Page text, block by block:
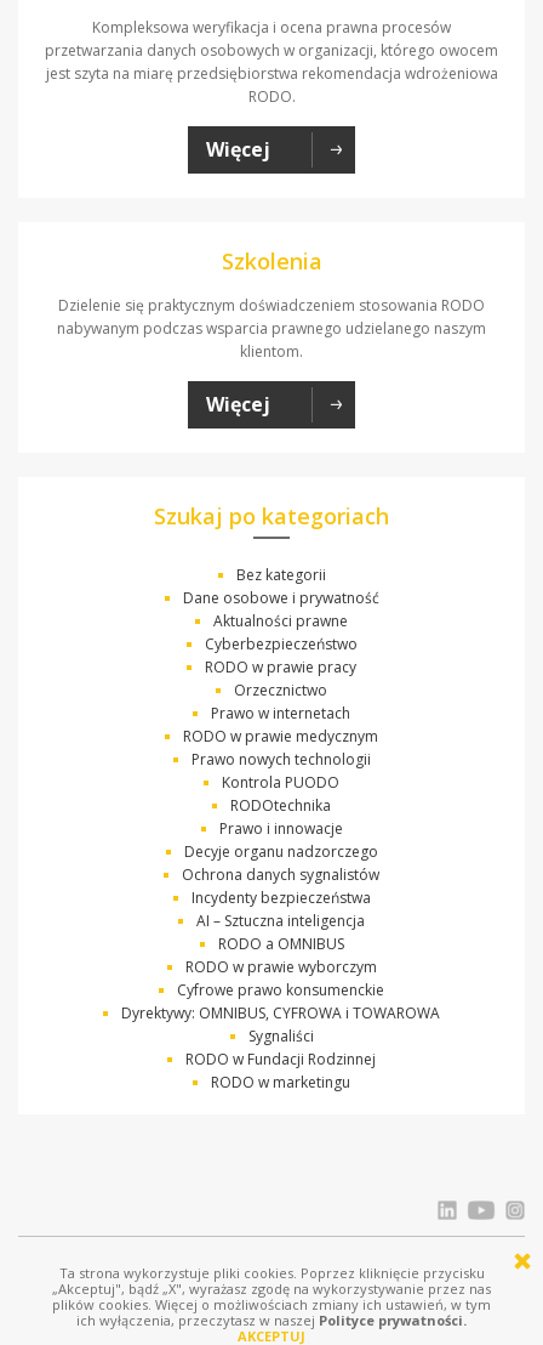
Kompleksowa weryfikacja i ocena prawna procesów
przetwarzania danych osobowych w organizacji, którego owocem
jest szyta na miarę przedsiębiorstwa rekomendacja wdrożeniowa
RODO.
Więcej
Szkolenia
Dzielenie się praktycznym doświadczeniem stosowania RODO
nabywanym podczas wsparcia prawnego udzielanego naszym
klientom.
Więcej
Szukaj po kategoriach
Bez kategorii
Dane osobowe i prywatność
Aktualności prawne
Cyberbezpieczeństwo
RODO w prawie pracy
Orzecznictwo
Prawo w internetach
RODO w prawie medycznym
Prawo nowych technologii
Kontrola PUODO
RODOtechnika
Prawo i innowacje
Decyje organu nadzorczego
Ochrona danych sygnalistów
Incydenty bezpieczeństwa
AI – Sztuczna inteligencja
RODO a OMNIBUS
RODO w prawie wyborczym
Cyfrowe prawo konsumenckie
Dyrektywy: OMNIBUS, CYFROWA i TOWAROWA
Sygnaliści
RODO w Fundacji Rodzinnej
RODO w marketingu
© Ostrowski i Wspólnicy | www.ostrowski.legal| Wszystkie prawa zastrzeżone
Licznik odwiedziń: 686659
Ta strona wykorzystuje pliki cookies. Poprzez kliknięcie przycisku
„Akceptuj", bądź „X", wyrażasz zgodę na wykorzystywanie przez nas
plików cookies. Więcej o możliwościach zmiany ich ustawień, w tym
ich wyłączenia, przeczytasz w naszej Polityce prywatności.
AKCEPTUJ